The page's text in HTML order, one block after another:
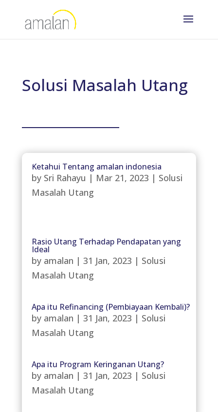
Solusi Masalah Utang
Ketahui Tentang amalan indonesia
by Sri Rahayu | Mar 21, 2023 | Solusi
Masalah Utang
Rasio Utang Terhadap Pendapatan yang
Ideal
by amalan | 31 Jan, 2023 | Solusi
Masalah Utang
Apa itu Refinancing (Pembiayaan Kembali)?
by amalan | 31 Jan, 2023 | Solusi
Masalah Utang
Apa itu Program Keringanan Utang?
by amalan | 31 Jan, 2023 | Solusi
Masalah Utang